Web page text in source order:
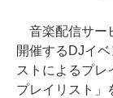
音楽配信サー
開催するDJイ
ストによるプ
プレイリスト」